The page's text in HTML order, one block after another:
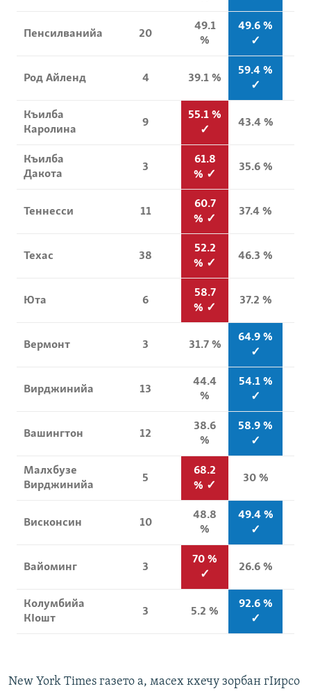
New York Times газето а, масех кхечу зорбан гIирсо